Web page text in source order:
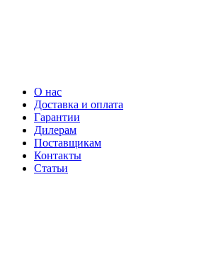
О нас
Доставка и оплата
Гарантии
Дилерам
Поставщикам
Контакты
Статьи